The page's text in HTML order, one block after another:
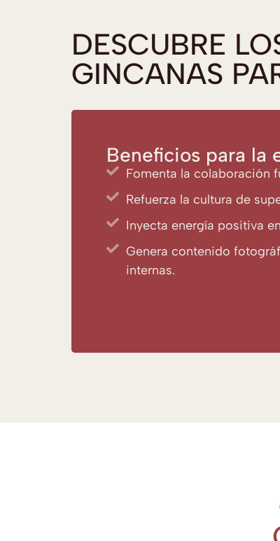
DESCUBRE
GINCANAS
Beneficios para la
Fomenta la colaboración
Refuerza la cultura de
Inyecta energía positiva
Genera contenido
internas.